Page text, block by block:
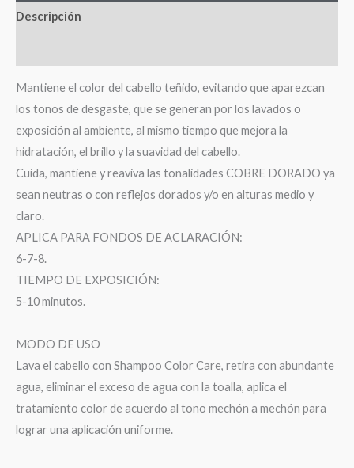
Descripción
Mantiene el color del cabello teñido, evitando que aparezcan
los tonos de desgaste, que se generan por los lavados o
exposición al ambiente, al mismo tiempo que mejora la
hidratación, el brillo y la suavidad del cabello.
Cuida, mantiene y reaviva las tonalidades COBRE DORADO ya
sean neutras o con reflejos dorados y/o en alturas medio y
claro.
APLICA PARA FONDOS DE ACLARACIÓN:
6-7-8.
TIEMPO DE EXPOSICIÓN:
5-10 minutos.
MODO DE USO
Lava el cabello con Shampoo Color Care, retira con abundante
agua, eliminar el exceso de agua con la toalla, aplica el
tratamiento color de acuerdo al tono mechón a mechón para
lograr una aplicación uniforme.